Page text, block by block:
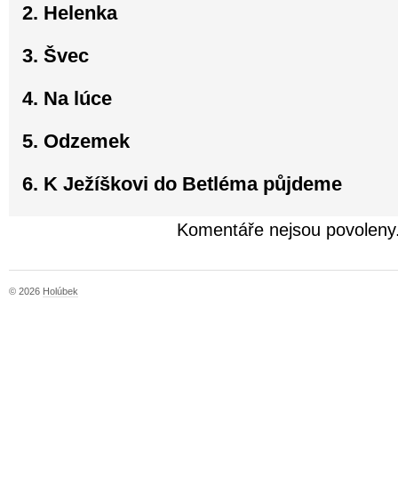
2. Helenka
3. Švec
4. Na lúce
5. Odzemek
6. K Ježíškovi do Betléma půjdeme
Komentáře nejsou
© 2026 Holúbek